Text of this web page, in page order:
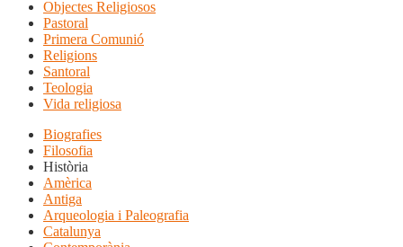
Objectes Religiosos
Pastoral
Primera Comunió
Religions
Santoral
Teologia
Vida religiosa
Biografies
Filosofia
Història
Amèrica
Antiga
Arqueologia i Paleografia
Catalunya